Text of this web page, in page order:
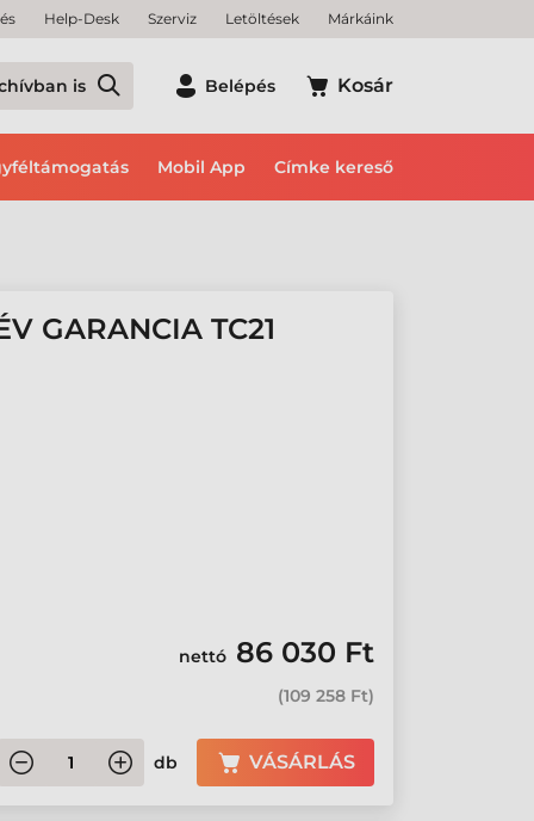
Help-Desk Szerviz Letöltések Márkáink
is Belépés Kosár
Mobil App Címke kereső
GARANCIA TC21
nettó 86 030 Ft
(109 258 Ft)
db VÁSÁRLÁS